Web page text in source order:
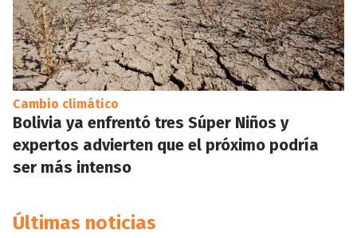
Cambio climático
Bolivia ya enfrentó tres Súper Niños y
expertos advierten que el próximo podría
ser más intenso
Últimas noticias